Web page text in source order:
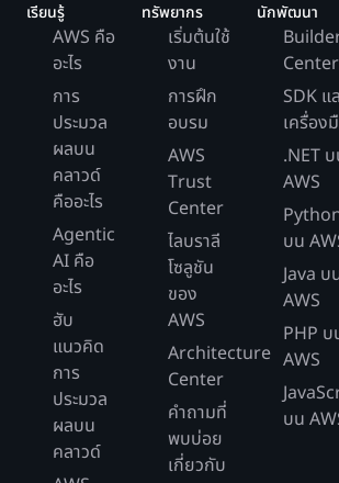
เรียนรู้
AWS คือ
อะไร
การ
ประมวล
ผลบน
คลาวด์
คืออะไร
Agentic
AI คือ
อะไร
ฮับ
แนวคิด
การ
ประมวล
ผลบน
คลาวด์
ทรัพยากร
เริ่มต้นใช้
งาน
การฝึก
อบรม
AWS
Trust
Center
ไลบราลี
โซลูชัน
ของ
AWS
Architecture
Center
คำถามที่
พบบ่อย
เกี่ยวกับ
นักพัฒนา
Center
SDK แ
เครื่อง
.NET
AWS
บน
Java บ
AWS
PHP บ
AWS
บน